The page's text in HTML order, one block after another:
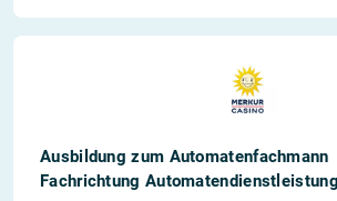
Ausbildung zum Automatenfachmann
Fachrichtung